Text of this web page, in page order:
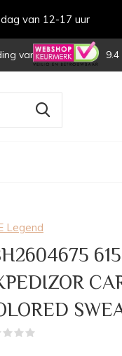
vanaf € 70,- 9.4
van 12-17 uur
Legend